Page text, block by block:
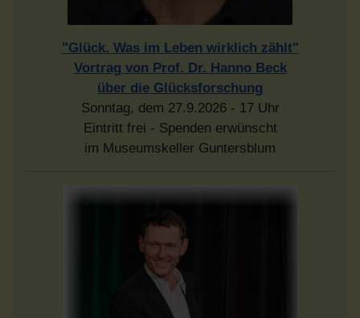
"Glück. Was im Leben wirklich zählt"
Vortrag von Prof. Dr. Hanno Beck
über die Glücksforschung
Sonntag, dem 27.9.2026 - 17 Uhr
Eintritt frei - Spenden erwünscht
im Museumskeller Guntersblum